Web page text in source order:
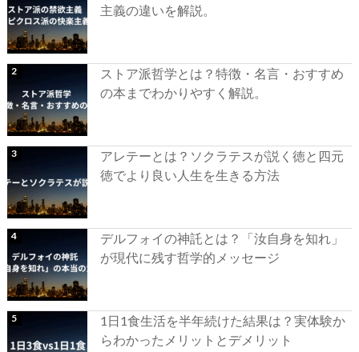
主義の違いを解説。
ストア派哲学とは？特徴・名言・おすすめ
の本までわかりやすく解説。
アレテーとは？ソクラテスが説く徳と四元
徳でより良い人生を生きる方法
デルフォイの神託とは？「汝自身を知れ」
が現代に残す哲学的メッセージ
1日1食生活を半年続けた結果は？実体験か
らわかったメリットとデメリット